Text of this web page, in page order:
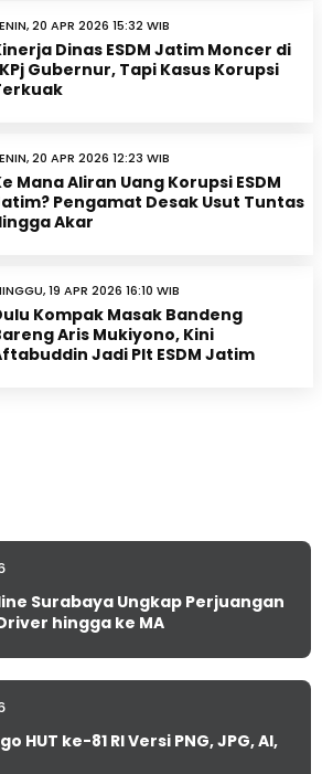
20 APR 2026 15:32 WIB
Dinas ESDM Jatim Moncer di
Gubernur, Tapi Kasus Korupsi
20 APR 2026 12:23 WIB
Mana Aliran Uang Korupsi ESDM
Pengamat Desak Usut Tuntas
Akar
19 APR 2026 16:10 WIB
Kompak Masak Bandeng
Aris Mukiyono, Kini
Jadi Plt ESDM Jatim
Surabaya Ungkap Perjuangan
hingga ke MA
HUT ke-81 RI Versi PNG, JPG, AI,